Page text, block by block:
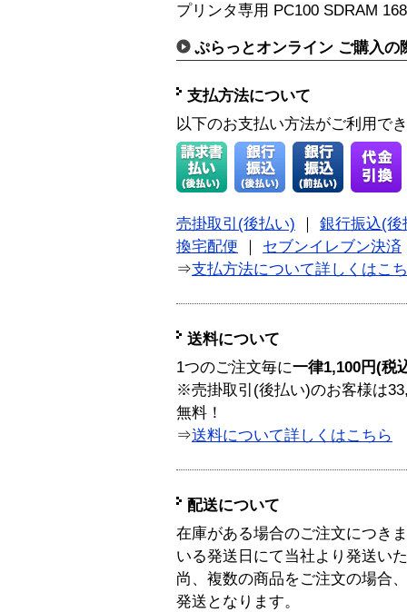
プリンタ専用 PC100 SDRAM
ぷらっとオンライン ご購入の
支払方法について
以下のお支払い方法がご利用で
売掛取引(後払い)
銀行振込(後
換宅配便
セブンイレブン決済
⇒支払方法について詳しくはこ
送料について
1つのご注文毎に一律1,100円(税
※売掛取引(後払い)のお客様は
無料！
⇒送料について詳しくはこちら
配送について
在庫がある場合のご注文につき
いる発送日にて当社より発送い
尚、複数の商品をご注文の場合
発送となります。